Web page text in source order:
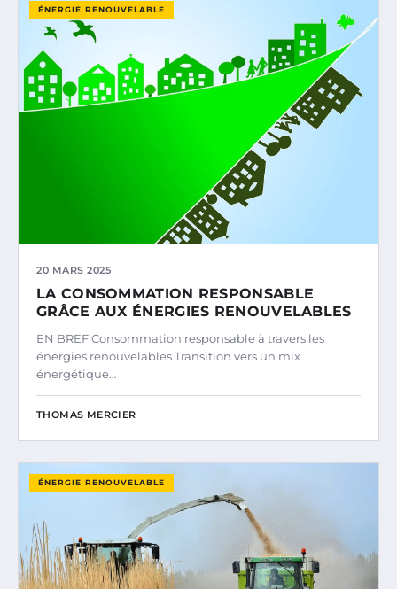
ÉNERGIE RENOUVELABLE
20 MARS 2025
LA CONSOMMATION RESPONSABLE
GRÂCE AUX ÉNERGIES RENOUVELABLES
EN BREF Consommation responsable à travers les
énergies renouvelables Transition vers un mix
énergétique…
THOMAS MERCIER
ÉNERGIE RENOUVELABLE